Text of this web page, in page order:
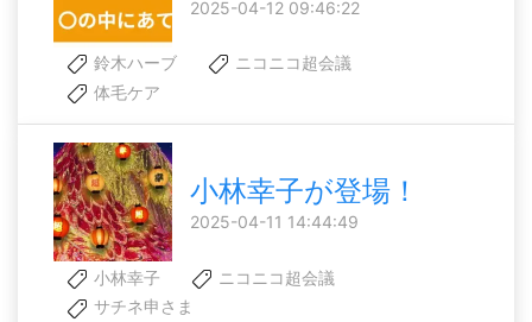
2025-04-12 09:46:22
鈴木ハーブ
ニコニコ超会議
体毛ケア
小林幸子が登場！
2025-04-11 14:44:49
小林幸子
ニコニコ超会議
サチネ申さま